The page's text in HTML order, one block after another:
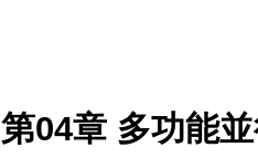
第04章 多功能